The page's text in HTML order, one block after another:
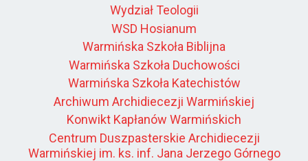
Wydział Teologii
WSD Hosianum
Warmińska Szkoła Biblijna
Warmińska Szkoła Duchowości
Warmińska Szkoła Katechistów
Archiwum Archidiecezji Warmińskiej
Konwikt Kapłanów Warmińskich
Centrum Duszpasterskie Archidiecezji
Warmińskiej im. ks. inf. Jana Jerzego Górnego